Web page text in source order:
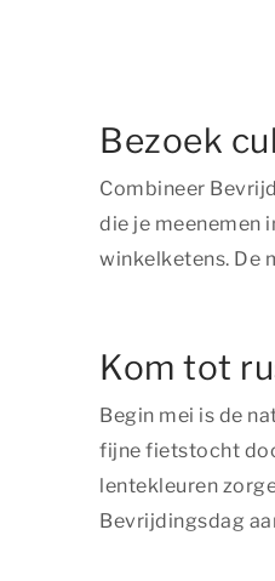
Bezoek
Combineer
die je meenemen
winkelketens. De
Kom tot
Begin mei is de
fijne fietstocht
lentekleuren
Bevrijdingsdag